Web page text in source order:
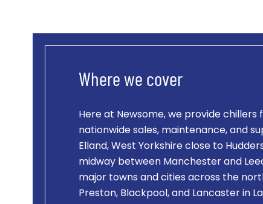
Where we cover
Here at Newsome, we provide
nationwide sales, maintenance, and
Elland, West Yorkshire close to
midway between Manchester and
major towns and cities across the
Preston, Blackpool, and Lancaster in